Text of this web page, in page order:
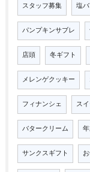
スタッフ募集 塩
パンプキンサブレ
店頭 冬ギフト
メレンゲクッキー
フィナンシェ ス
バタークリーム
サンクスギフト